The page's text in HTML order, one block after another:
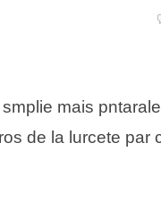
mias
de la leurcte par